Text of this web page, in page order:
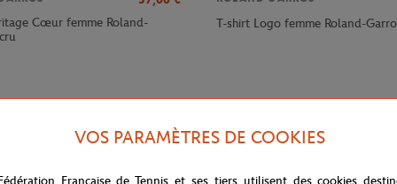
Cœur femme Roland-
T-shirt Logo femme Roland-
VOS PARAMÈTRES DE COOKIES
Française de Tennis et ses tiers utilisent des cookies